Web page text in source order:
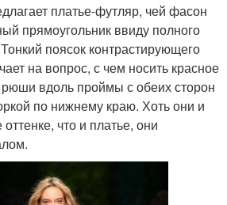
платье-футляр, чей фасон
прямоугольник ввиду полного
поясок контрастирующего
на вопрос, с чем носить красное
вдоль проймы с обеих сторон
по нижнему краю. Хоть они и
что и платье, они